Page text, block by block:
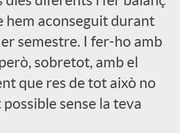
hem aconseguit durant
semestre. I fer-ho amb
sobretot, amb el
que res de tot això no
sense la teva